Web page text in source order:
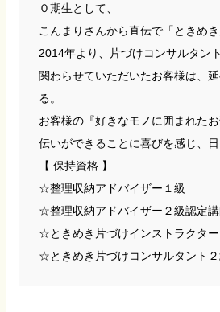
０期生として、
こんまりさんから直伝で「ときめき
2014年より、片づけコンサルタン
関わらせていただいたお客様は、
る。
お客様の『好きなモノに囲まれた
伝いができることに喜びを感じ、日
【 保持資格 】
☆整理収納アドバイザー１級
☆整理収納アドバイザー２級認定
☆ときめき片づけインストラクター
☆ときめき片づけコンサルタント２